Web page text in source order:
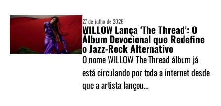
27 de julho de 2026
WILLOW Lança ‘The Thread’: O
Álbum Devocional que Redefine
o Jazz-Rock Alternativo
O nome WILLOW The Thread álbum já
está circulando por toda a internet desde
que a artista lançou...